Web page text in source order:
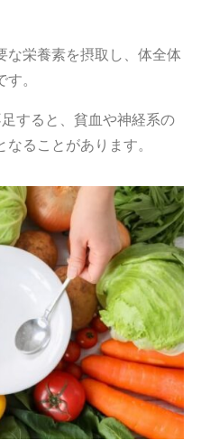
な栄養素を摂取し、体全体
。
すると、貧血や神経系の
ることがあります。